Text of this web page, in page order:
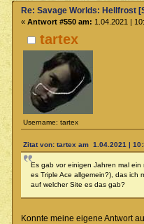
tartex
Username: tartex
Re: Savage Worlds: Hellfrost
« Antwort #550 am: 1.04.2021 |
Zitat von: tartex am 1.04.2021 |
Es gab vor einigen Jahren mal ein
es Triple Ace allgemein?), das ich
auf welcher Site es das gab?
Konnte meine eigene Antwort